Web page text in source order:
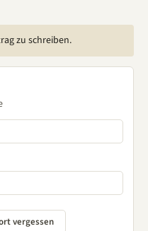
zu schreiben.